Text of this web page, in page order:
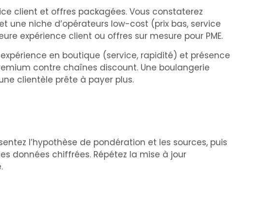
client et offres packagées. Vous constaterez
une niche d’opérateurs low-cost (prix bas, service
expérience client ou offres sur mesure pour PME.
en boutique (service, rapidité) et présence
contre chaînes discount. Une boulangerie
clientèle prête à payer plus.
l’hypothèse de pondération et les sources, puis
données chiffrées. Répétez la mise à jour